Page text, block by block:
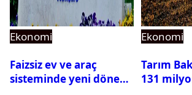
Ekonomi
Faizsiz ev ve araç
sisteminde yeni dönem:
Ekonomi
Tarım
131